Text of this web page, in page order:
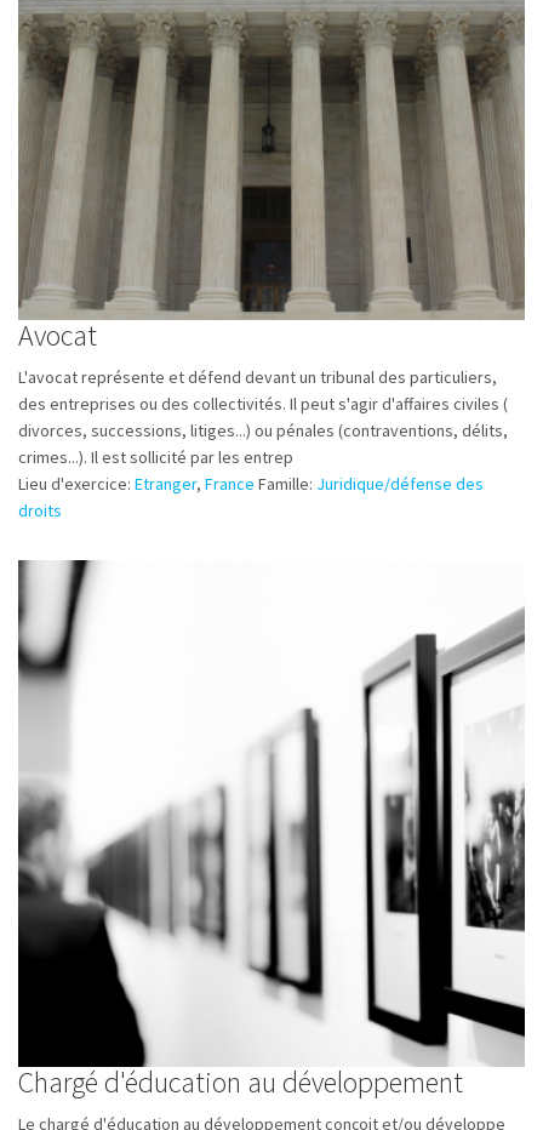
Avocat
L'avocat représente et défend devant un tribunal des particuliers,
des entreprises ou des collectivités. Il peut s'agir d'affaires civiles (
divorces, successions, litiges...) ou pénales (contraventions, délits,
crimes...). Il est sollicité par les entrep
Lieu d'exercice: Etranger, France Famille: Juridique/défense des
droits
Chargé d'éducation au développement
Le chargé d'éducation au développement conçoit et/ou développe